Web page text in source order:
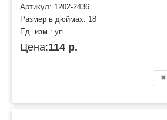
Артикул: 1202-2436
Размер в дюймах: 18
Ед. изм.: уп.
Цена:114 р.